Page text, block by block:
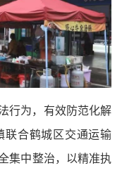
行为，有效防范化解
联合鹤城区交通运输
集中整治，以精准执